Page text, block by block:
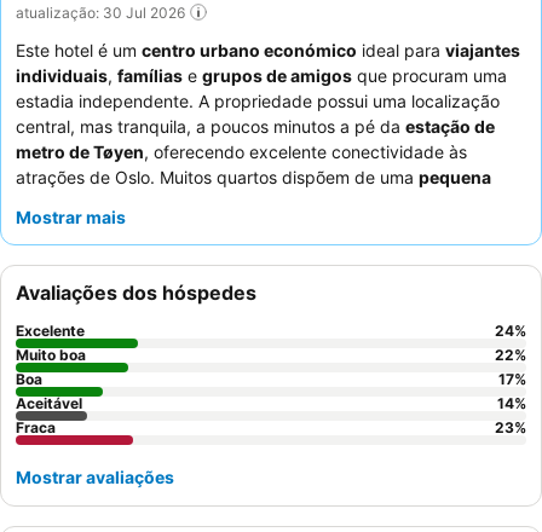
atualização: 30 Jul 2026
Este hotel é um centro urbano económico ideal para viajantes
individuais, famílias e grupos de amigos que procuram uma
estadia independente. A propriedade possui uma localização
central, mas tranquila, a poucos minutos a pé da estação de
metro de Tøyen, oferecendo excelente conectividade às
atrações de Oslo. Muitos quartos dispõem de uma pequena
fogão, juntamente com a conveniência adicional de uma
para estadias mais longas. Os hóspedes elogiam
consistentemente aequipa da receção
e eficiência, apesar do sistema de check-in self-service. Para
uma experiência mais tranquila, os hóspedes são aconselhados
a solicitar um quarto virado para o jardim.
Mostrar mais
Avaliações dos hóspedes
Excelente 24%
Muito boa
22%
Boa
17%
Aceitável
14%
Fraca
23%
Mostrar avaliações